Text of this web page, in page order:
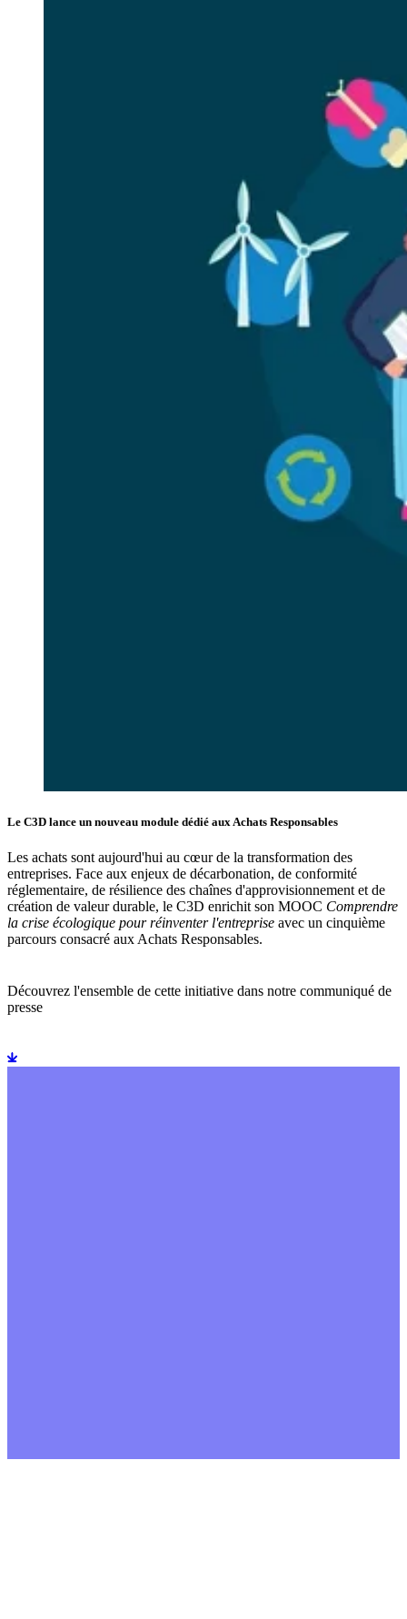
Le C3D lance un nouveau module dédié aux Achats Responsables
Les achats sont aujourd'hui au cœur de la transformation des
entreprises. Face aux enjeux de décarbonation, de conformité
réglementaire, de résilience des chaînes d'approvisionnement et de
création de valeur durable, le C3D enrichit son MOOC Comprendre
la crise écologique pour réinventer l'entreprise avec un cinquième
parcours consacré aux Achats Responsables.
Découvrez l'ensemble de cette initiative dans notre communiqué de
presse